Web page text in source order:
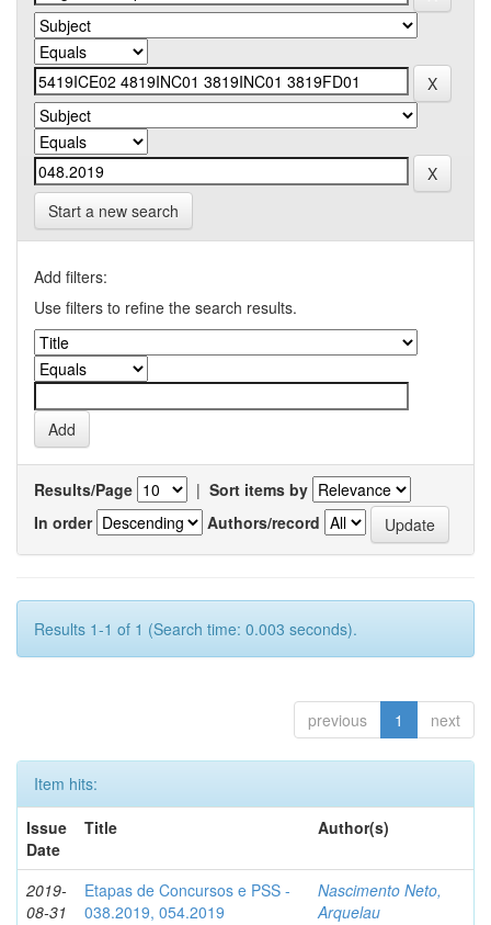
Start a new search
Add filters:
Use filters to refine the search results.
Results/Page | Sort items by
In order
Authors/record
Results 1-1 of 1 (Search time: 0.003 seconds).
previous 1 next
Item hits:
Issue
Date
Title Author(s)
2019-
08-31
Etapas de Concursos e PSS -
038.2019, 054.2019
Nascimento Neto,
Arquelau